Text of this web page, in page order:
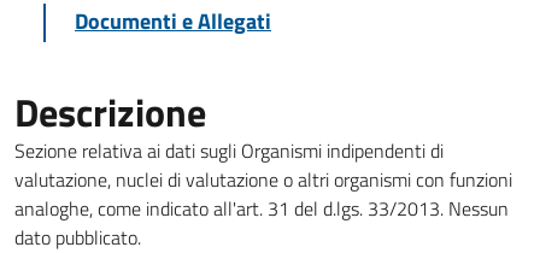
Documenti e Allegati
Descrizione
Sezione relativa ai dati sugli Organismi indipendenti di
valutazione, nuclei di valutazione o altri organismi con funzioni
analoghe, come indicato all'art. 31 del d.lgs. 33/2013. Nessun
dato pubblicato.